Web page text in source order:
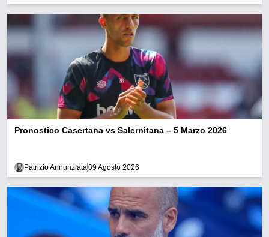
Pronostico Casertana vs Salernitana – 5 Marzo 2026
Patrizio Annunziata09 Agosto 2026